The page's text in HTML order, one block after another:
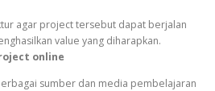
agar project tersebut dapat berjalan
value yang diharapkan.
online
sumber dan media pembelajaran